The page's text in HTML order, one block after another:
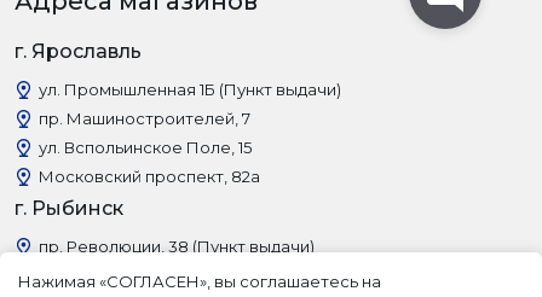
г. Ярославль
ул. Промышленная 1Б (Пункт выдачи)
пр. Машиностроителей, 7
ул. Вспольинское Поле, 15
Московский проспект, 82а
г. Рыбинск
пр. Революции, 38 (Пункт выдачи)
Нажимая «СОГЛАСЕН», вы соглашаетесь на